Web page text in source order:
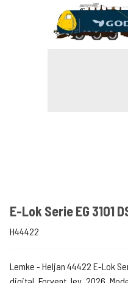
E-Lok Serie EG 3101
H44422
Lemke - Heljan 44422 E-Lok
digital. Forvent. lev. 2026.